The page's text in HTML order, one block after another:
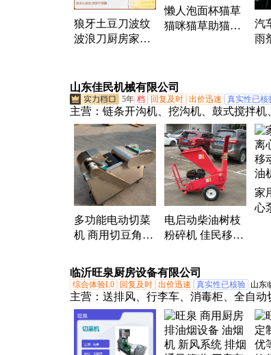
狼牙土豆刀波纹
波浪刀厨房家用
用切
懒人泡面杯猫草
猫咪猫草助猫排
汽
雨
山东佳民机械有限公司
5年 档 回复及时 出价迅速 真实性已核
主营： 链条开沟机、挖沟机、鼓式搅拌机
锈钢混料机、滚筒搅拌机、收谷机、粮食
吸粮机、精播机、四驱微耕机、开沟培
机、挖坑机、汽油镐、树枝粉碎机、木
粮食筛选机、揉丝机、铡草粉碎机、马路
能脱粒机、拖拉机
多功能电动切菜
机 商用切豆角韭
机 土豆切片神器
电启动柴油树枝
粉碎机 佳民移动
湿两用打碎机
家
心
临沂旺泉厨房设备有限公司
综合体验L0 回复及时 出价迅速 真实性已核验 山东
主营： 送排风、行李车、消毒柜、全自动
设备、排烟管道、面包夹子、制冷设备、
防通风、油烟管道、排烟设备、商用烤
通风管道、三盘烤箱、烧烤食品夹、不